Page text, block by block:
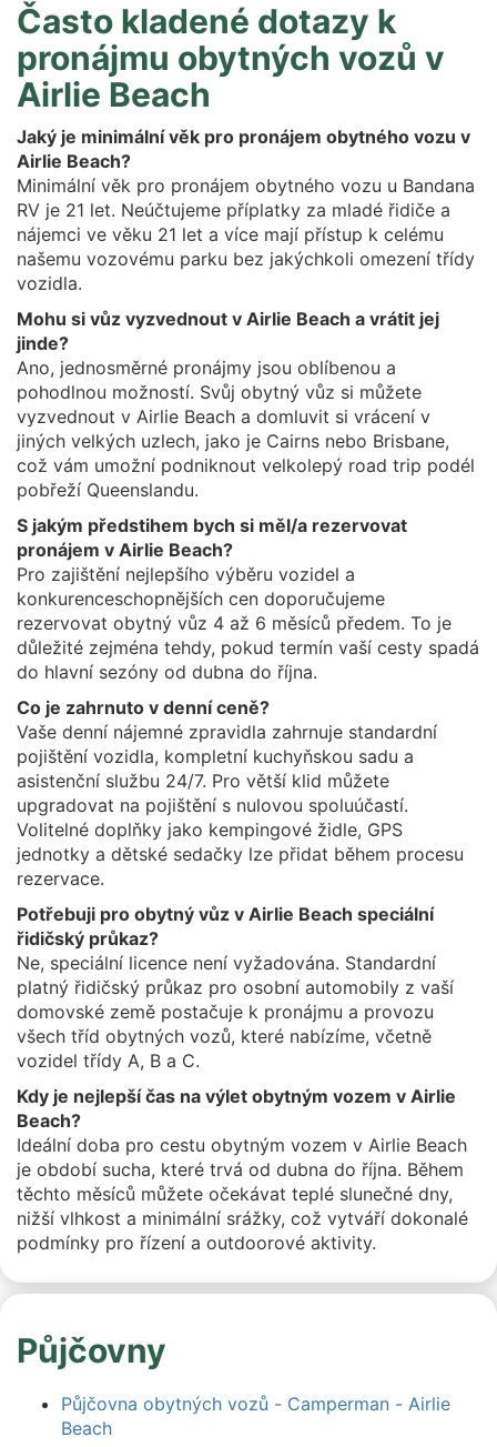
Často kladené dotazy k
pronájmu obytných vozů v
Airlie Beach
Jaký je minimální věk pro pronájem obytného vozu v
Airlie Beach?
Minimální věk pro pronájem obytného vozu u Bandana
RV je 21 let. Neúčtujeme příplatky za mladé řidiče a
nájemci ve věku 21 let a více mají přístup k celému
našemu vozovému parku bez jakýchkoli omezení třídy
vozidla.
Mohu si vůz vyzvednout v Airlie Beach a vrátit jej
jinde?
Ano, jednosměrné pronájmy jsou oblíbenou a
pohodlnou možností. Svůj obytný vůz si můžete
vyzvednout v Airlie Beach a domluvit si vrácení v
jiných velkých uzlech, jako je Cairns nebo Brisbane,
což vám umožní podniknout velkolepý road trip podél
pobřeží Queenslandu.
S jakým předstihem bych si měl/a rezervovat
pronájem v Airlie Beach?
Pro zajištění nejlepšího výběru vozidel a
konkurenceschopnějších cen doporučujeme
rezervovat obytný vůz 4 až 6 měsíců předem. To je
důležité zejména tehdy, pokud termín vaší cesty spadá
do hlavní sezóny od dubna do října.
Co je zahrnuto v denní ceně?
Vaše denní nájemné zpravidla zahrnuje standardní
pojištění vozidla, kompletní kuchyňskou sadu a
asistenční službu 24/7. Pro větší klid můžete
upgradovat na pojištění s nulovou spoluúčastí.
Volitelné doplňky jako kempingové židle, GPS
jednotky a dětské sedačky lze přidat během procesu
rezervace.
Potřebuji pro obytný vůz v Airlie Beach speciální
řidičský průkaz?
Ne, speciální licence není vyžadována. Standardní
platný řidičský průkaz pro osobní automobily z vaší
domovské země postačuje k pronájmu a provozu
všech tříd obytných vozů, které nabízíme, včetně
vozidel třídy A, B a C.
Kdy je nejlepší čas na výlet obytným vozem v Airlie
Beach?
Ideální doba pro cestu obytným vozem v Airlie Beach
je období sucha, které trvá od dubna do října. Během
těchto měsíců můžete očekávat teplé slunečné dny,
nižší vlhkost a minimální srážky, což vytváří dokonalé
podmínky pro řízení a outdoorové aktivity.
Půjčovny
Půjčovna obytných vozů - Camperman - Airlie
Beach